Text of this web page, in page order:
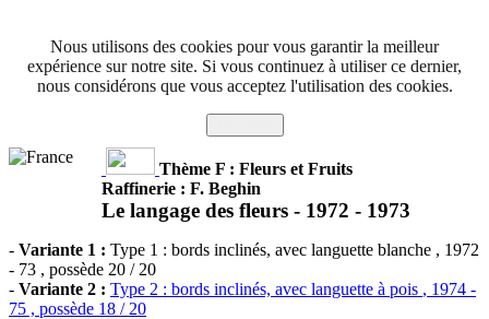
Nous utilisons des cookies pour vous garantir la meilleur
expérience sur notre site. Si vous continuez à utiliser ce dernier,
nous considérons que vous acceptez l'utilisation des cookies.
Thème F : Fleurs et Fruits
Raffinerie : F. Beghin
Le langage des fleurs - 1972 - 1973
- Variante 1 : Type 1 : bords inclinés, avec languette blanche , 1972
- 73 , possède 20 / 20
- Variante 2 : Type 2 : bords inclinés, avec languette à pois , 1974 -
75 , possède 18 / 20